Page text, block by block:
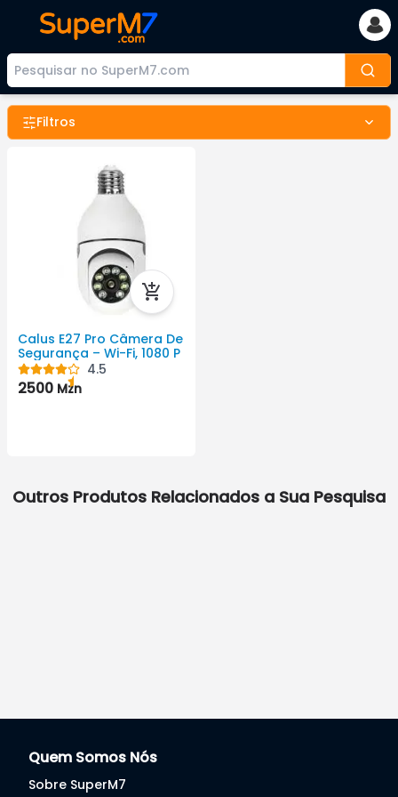
Filtros
Calus E27 Pro Câmera De
Segurança – Wi-Fi, 1080 P
4.5
2500 Mzn
Outros Produtos Relacionados a Sua Pesquisa
Quem Somos Nós
Sobre SuperM7